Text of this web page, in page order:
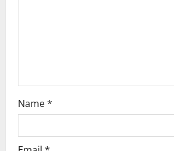
Name*